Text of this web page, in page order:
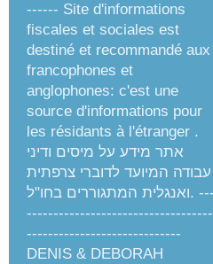
------ Site d'informations
fiscales et sociales est
destiné et recommandé aux
francophones et
anglophones: c'est une
source d'informations pour
les résidants à l'étranger .
אתר מידע על מיסים ודיני
עבודה המיועד לדוברי צרפתית
ואנגלית המתגוררים בחו"ל. ---
-----------------------------------
-----------------------------
DENIS & DEBORAH